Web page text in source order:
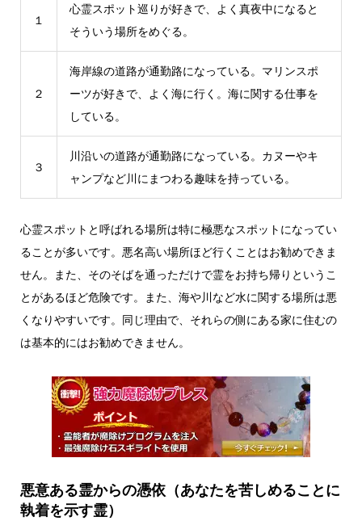
１
心霊スポット巡りが好きで、よく真夜中になると
そういう場所をめぐる。
２
海岸線の道路が通勤路になっている。マリンスポ
ーツが好きで、よく海に行く。海に関する仕事を
している。
３
川沿いの道路が通勤路になっている。カヌーやキ
ャンプなど川にまつわる趣味を持っている。
心霊スポットと呼ばれる場所は特に極悪なスポットになってい
ることが多いです。悪名高い場所ほど行くことはお勧めできま
せん。また、そのそばを通っただけで霊をお持ち帰りというこ
とがあるほど危険です。また、海や川など水に関する場所は悪
くなりやすいです。同じ理由で、それらの側にある家に住むの
は基本的にはお勧めできません。
悪意ある霊からの憑依（あなたを苦しめることに
執着を示す霊）